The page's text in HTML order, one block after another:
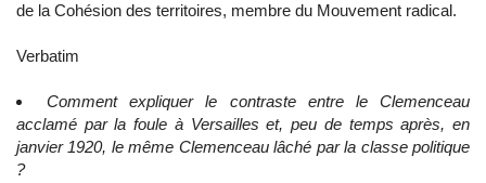
de la Cohésion des territoires, membre du Mouvement radical.
Verbatim
Comment expliquer le contraste entre le Clemenceau
acclamé par la foule à Versailles et, peu de temps après, en
janvier 1920, le même Clemenceau lâché par la classe politique
?